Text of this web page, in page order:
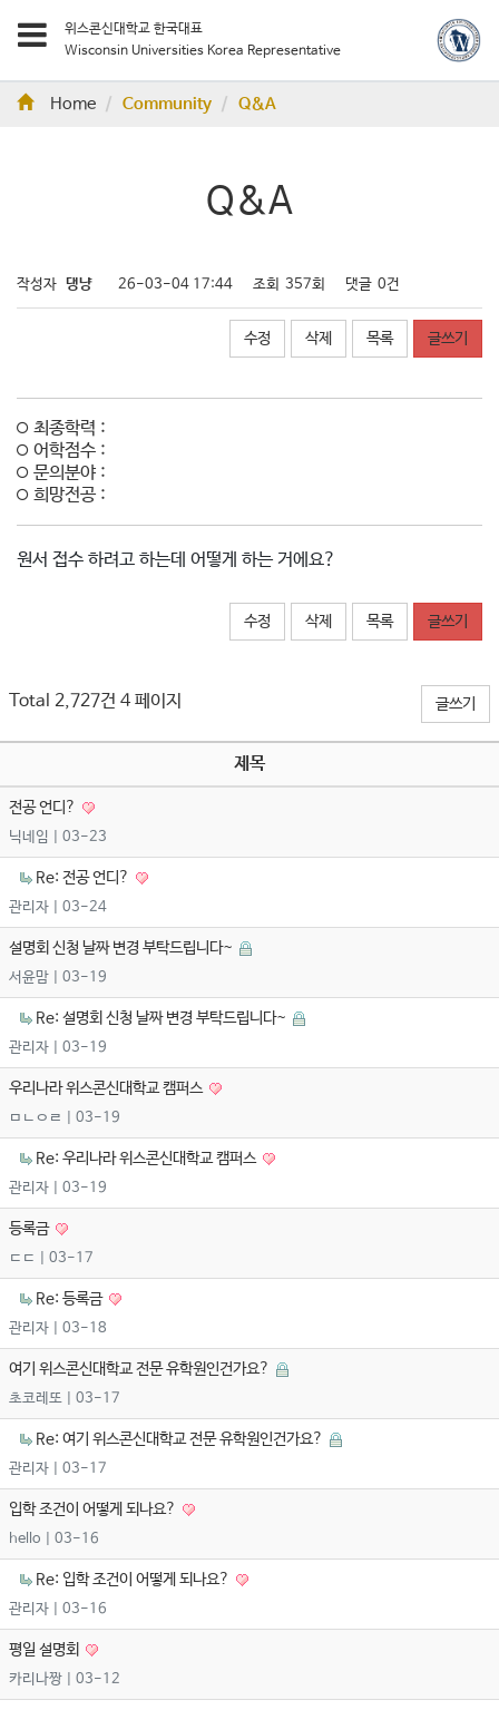
위스콘신대학교 한국대표
Wisconsin Universities Korea Representative
Home Community Q&A
Q&A
작성자 댕냥 26-03-04 17:44 조회 357회 댓글 0건
수정 삭제 목록 글쓰기
최종학력 :
어학점수 :
문의분야 :
희망전공 :
원서 접수 하려고 하는데 어떻게 하는 거에요?
수정 삭제 목록 글쓰기
Total 2,727건 4 페이지 글쓰기
제목
전공 언디?
닉네임 | 03-23
Re: 전공 언디?
관리자 | 03-24
설명회 신청 날짜 변경 부탁드립니다~
서윤맘 | 03-19
Re: 설명회 신청 날짜 변경 부탁드립니다~
관리자 | 03-19
우리나라 위스콘신대학교 캠퍼스
ㅁㄴㅇㄹ | 03-19
Re: 우리나라 위스콘신대학교 캠퍼스
관리자 | 03-19
등록금
ㄷㄷ | 03-17
Re: 등록금
관리자 | 03-18
여기 위스콘신대학교 전문 유학원인건가요?
초코레또 | 03-17
Re: 여기 위스콘신대학교 전문 유학원인건가요?
관리자 | 03-17
입학 조건이 어떻게 되나요?
hello | 03-16
Re: 입학 조건이 어떻게 되나요?
관리자 | 03-16
평일 설명회
카리나짱 | 03-12